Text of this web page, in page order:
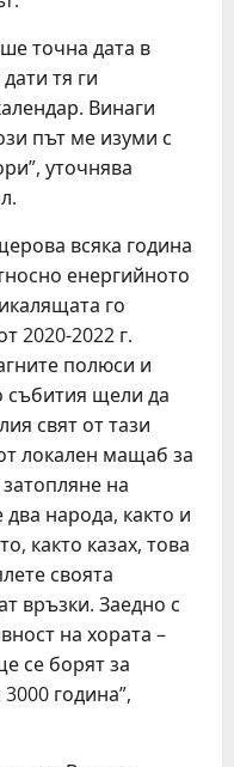
точна дата в
тя ги
Винаги
път ме изуми с
уточнява
всяка година
енергийното
го
2020-2022 г.
полюси и
събития щели да
свят от тази
локален мащаб за
на
народа, както и
както казах, това
своята
връзки. Заедно с
на хората –
се борят за
година”,